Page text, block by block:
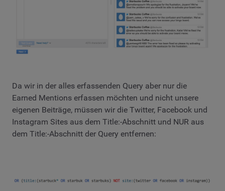
Da wir in der alles erfassenden Query aber nur die
Earned Mentions erfassen möchten und nicht unsere
eigenen Beiträge, müssen wir die Twitter, Facebook und
Instagram Sites aus dem Title:-Abschnitt und NUR aus
dem Title:-Abschnitt der Query entfernen: